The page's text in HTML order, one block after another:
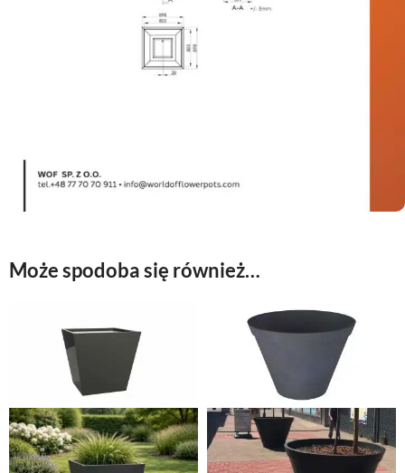
Może spodoba się również…